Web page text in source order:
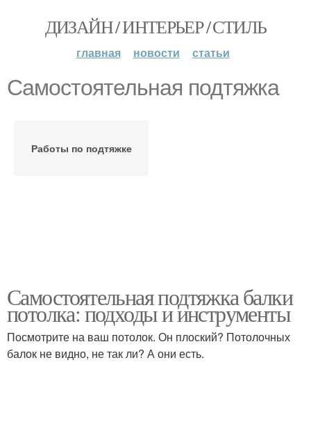
ДИЗАЙН / ИНТЕРЬЕР / СТИЛЬ
главная новости статьи
Самостоятельная подтяжка
Работы по подтяжке
Самостоятельная подтяжка балки
потолка: подходы и инструменты
Посмотрите на ваш потолок. Он плоский? Потолочных
балок не видно, не так ли? А они есть.